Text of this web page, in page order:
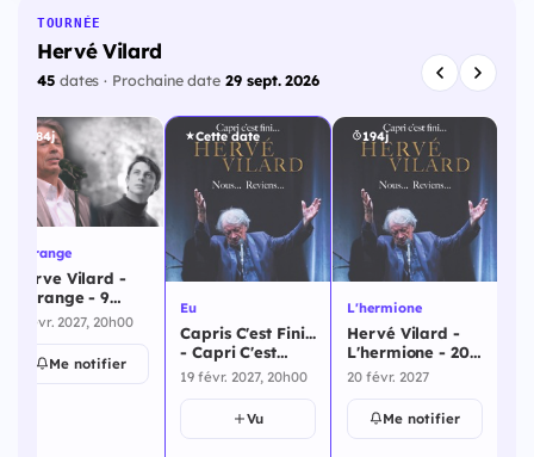
TOURNÉE
Hervé Vilard
45dates · Prochaine date29 sept. 2026
184j
Florange
Herve Vilard -
Florange - 9
février 2027
9 févr. 2027, 20h00
Me notifier
Cette date
Eu
Capris C'est Fini...
- Capri C'est
Fini... - Eu - 19
février 2027
19 févr. 2027, 20h00
Vu
194j
L'hermione
Hervé Vilard -
L'hermione - 20
février 2027
20 févr. 2027
Me notifier